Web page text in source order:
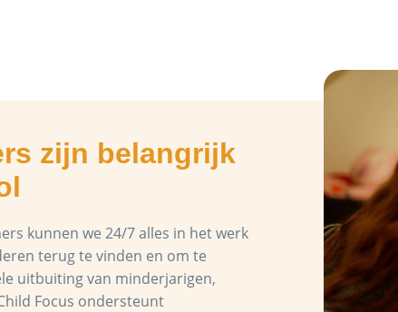
zijn belangrijk
kunnen we 24/7 alles in het werk
terug te vinden en om te
uitbuiting van minderjarigen,
Focus ondersteunt